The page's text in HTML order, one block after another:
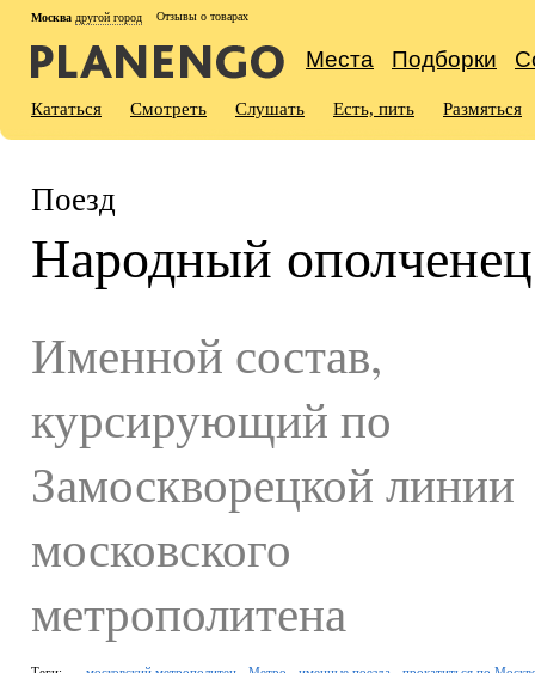
Москва другой город Отзывы о товарах
Места Подборки
Кататься Смотреть Слушать Есть, пить Размяться
Поезд
Народный ополченец
Именной состав,
курсирующий по
Замоскворецкой линии
московского
метрополитена